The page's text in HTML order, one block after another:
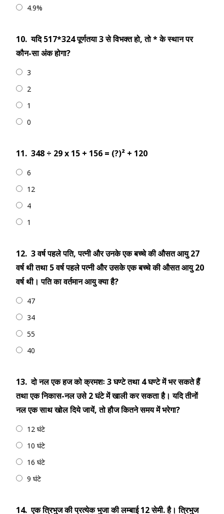
4.9%
10. यदि 517*324 पूर्णतया 3 से विभक्त हो, तो * के स्थान पर
कौन-सा अंक होगा?
3
2
1
0
11. 348 ÷ 29 х 15 + 156 = (?)² + 120
6
12
4
1
12. 3 वर्ष पहले पति, पत्नी और उनके एक बच्चे की औसत आयु 27
वर्ष थी तथा 5 वर्ष पहले पत्नी और उसके एक बच्चे की औसत आयु 20
वर्ष थी। पति का वर्तमान आयु क्‍या है?
47
34
55
40
13. दो नल एक हज को क्रमशः 3 घण्टे तथा 4 घण्टे में भर सकते हैं
तथा एक निकास-नल उसे 2 घंटे में खाली कर सकता है। यदि तीनों
नल एक साथ खोल दिये जायें, तो हौज कितने समय में भरेगा?
12 घंटे
10 घंटे
16 घंटे
9 घंटे
14. एक त्रिभुज की प्रत्येक भुजा की लम्बाई 12 सेमी. है। त्रिभुज